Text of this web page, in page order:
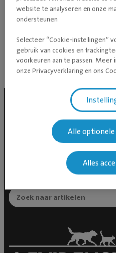
toen mijn eigen kat in 2018
kreeg. Dit vormt voor mij
samen met u de best
dier.
Social media
website te analyseren en onze
ondersteunen.
Selecteer “Cookie-instellingen”
gebruik van cookies en
voorkeuren aan te passen. Meer
onze Privacyverklaring en ons
Alle
Alles